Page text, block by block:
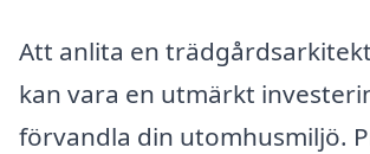
Att anlita en
kan vara en utmärkt
förvandla din utomhusmiljö.